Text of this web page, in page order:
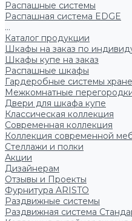
Распашные системы
Распашная система EDGE
...
Каталог продукции
Шкафы на заказ по
Шкафы купе на заказ
Распашные шкафы
Гардеробные системы
Межкомнатные
Двери для шкафа купе
Классическая коллекция
Современная коллекция
Коллекция современной
Стеллажи и полки
Акции
Дизайнерам
Отзывы и Проекты
Фурнитура ARISTO
Раздвижные системы
Раздвижная система